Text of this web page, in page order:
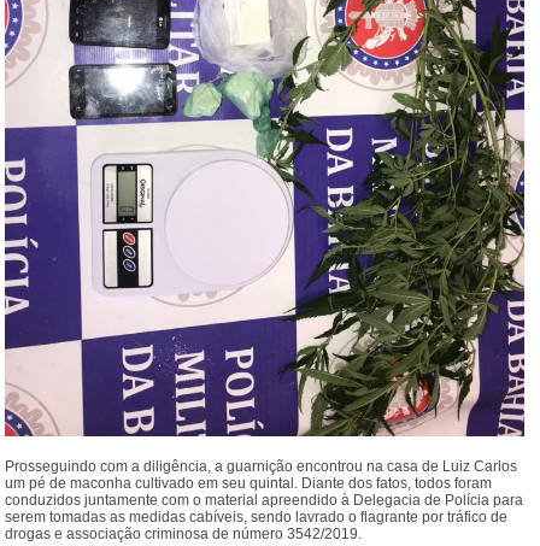
Prosseguindo com a diligência, a guarnição encontrou na casa de Luiz Carlos
um pé de maconha cultivado em seu quintal. Diante dos fatos, todos foram
conduzidos juntamente com o material apreendido à Delegacia de Polícia para
serem tomadas as medidas cabíveis, sendo lavrado o flagrante por tráfico de
drogas e associação criminosa de número 3542/2019.